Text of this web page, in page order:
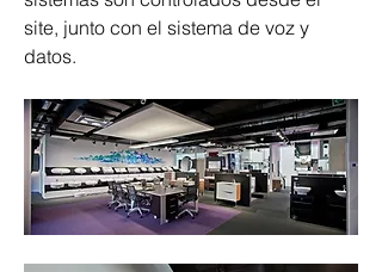
site, junto con el sistema de voz y
datos.